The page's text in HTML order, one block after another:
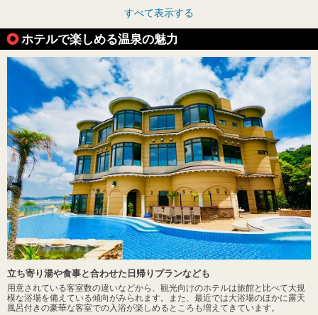
すべて表示する
ホテルで楽しめる温泉の魅力
立ち寄り湯や食事と合わせた日帰りプランなども
用意されている客室数の違いなどから、観光向けのホテルは旅館と比べて大規
模な浴場を備えている傾向がみられます。また、最近では大浴場のほかに露天
風呂付きの豪華な客室での入浴が楽しめるところも増えてきています。